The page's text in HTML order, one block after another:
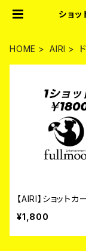
ショ
HOME AIRI
【AIRI】ショットカ
¥1,800